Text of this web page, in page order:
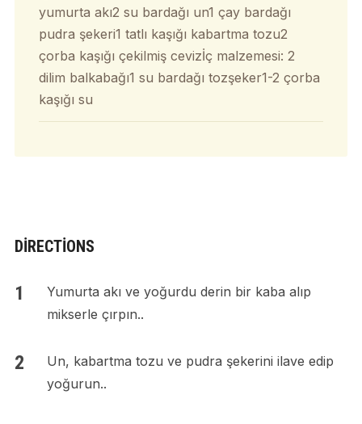
yumurta akı2 su bardağı un1 çay bardağı
pudra şekeri1 tatlı kaşığı kabartma tozu2
çorba kaşığı çekilmiş cevizİç malzemesi: 2
dilim balkabağı1 su bardağı tozşeker1-2 çorba
kaşığı su
DIRECTIONS
Yumurta akı ve yoğurdu derin bir kaba alıp
mikserle çırpın..
Un, kabartma tozu ve pudra şekerini ilave edip
yoğurun..